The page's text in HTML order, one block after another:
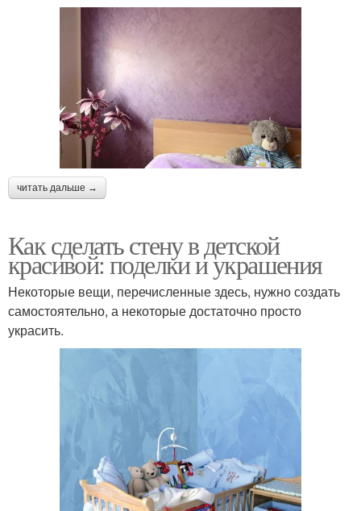
читать дальше →
Как сделать стену в детской
красивой: поделки и украшения
Некоторые вещи, перечисленные здесь, нужно создать
самостоятельно, а некоторые достаточно просто
украсить.